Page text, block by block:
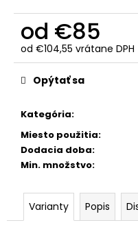
od €85
od €104,55 vrátane DPH
Jednotková
cena:
Kategória:
Miesto použitia:
Dodacia doba:
Min. množstvo:
Opýtať sa
Varianty Popis